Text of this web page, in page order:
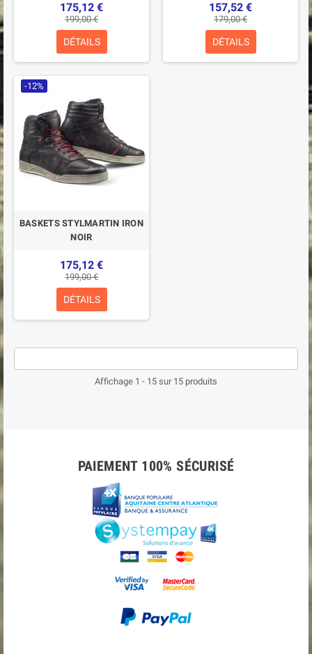
175,12 €
199,00 €
DÉTAILS
157,52 €
179,00 €
DÉTAILS
-12%
BASKETS STYLMARTIN IRON
NOIR
175,12 €
199,00 €
DÉTAILS
Affichage 1 - 15 sur 15 produits
PAIEMENT 100% SÉCURISÉ